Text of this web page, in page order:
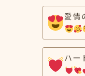
愛情
ハー